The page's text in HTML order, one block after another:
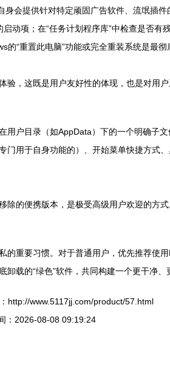
会提供针对特定顽固广告软件、流氓插
动项；在“任务计划程序库”中检查是否有
“重置此电脑”功能或完全重装系统是最
，这既是用户友好性的体现，也是对用
用户目录（如AppData）下的一个明确子
门用于自身功能的）、开始菜单快捷方式
除的便携版本，是极受高级用户欢迎的方
重要习惯。对于普通用户，优先推荐使
载的“绿色”软件，共同构建一个更干净
http://www.5117jj.com/product/57.html
：2026-08-08 09:19:24